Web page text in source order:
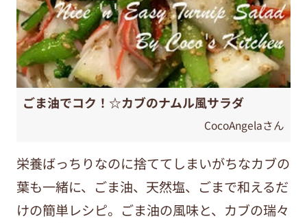
ごま油でコク！☆カブのナムル風サラダ
CocoAngelaさん
栄養ばっちりなのに捨ててしまいがちなカブの
葉も一緒に、ごま油、天然塩、ごまで和えるだ
けの簡単レシピ。ごま油の風味と、カブの瑞々